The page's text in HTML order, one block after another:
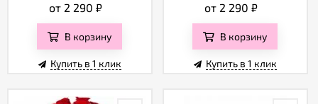
от 2 290 ₽
В корзину
Купить в 1 клик
от 2 290 ₽
В корзину
Купить в 1 клик